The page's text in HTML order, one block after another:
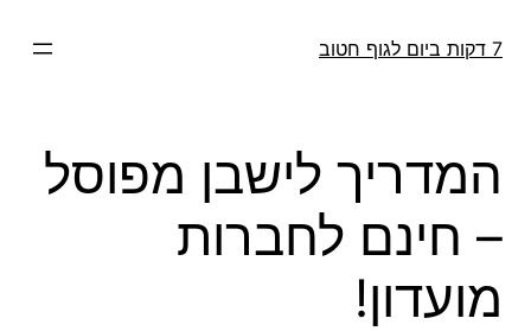
לתוכן
7 דקות ביום לגוף חטוב
המדריך לישבן מפוסל
– חינם לחברות
מועדון!